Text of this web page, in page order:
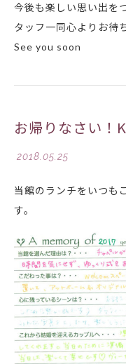
今後も楽しい思い出を
タッフ一同心よりお待
See you soon
お帰りなさい
2018.05.25
当館のランチをいつも
す。